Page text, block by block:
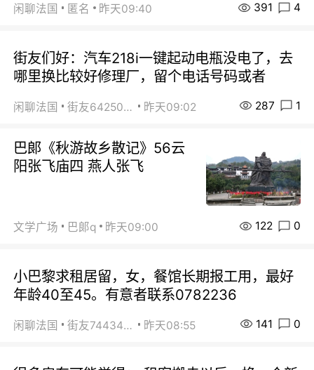
闲聊法国 匿名 昨天09:40 391 4
街友们好：汽车218i一键起动电瓶没电了，去
哪里换比较好修理厂，留个电话号码或者
闲聊法国 街友64250024 昨天09:02 287 1
巴郞《秋游故乡散记》56云
阳张飞庙四 燕人张飞
文学广场 巴郞q 昨天09:00 122 0
小巴黎求租居留，女，餐馆长期报工用，最好
年龄40至45。有意者联系0782236
闲聊法国 街友74434350 昨天08:55 141 0